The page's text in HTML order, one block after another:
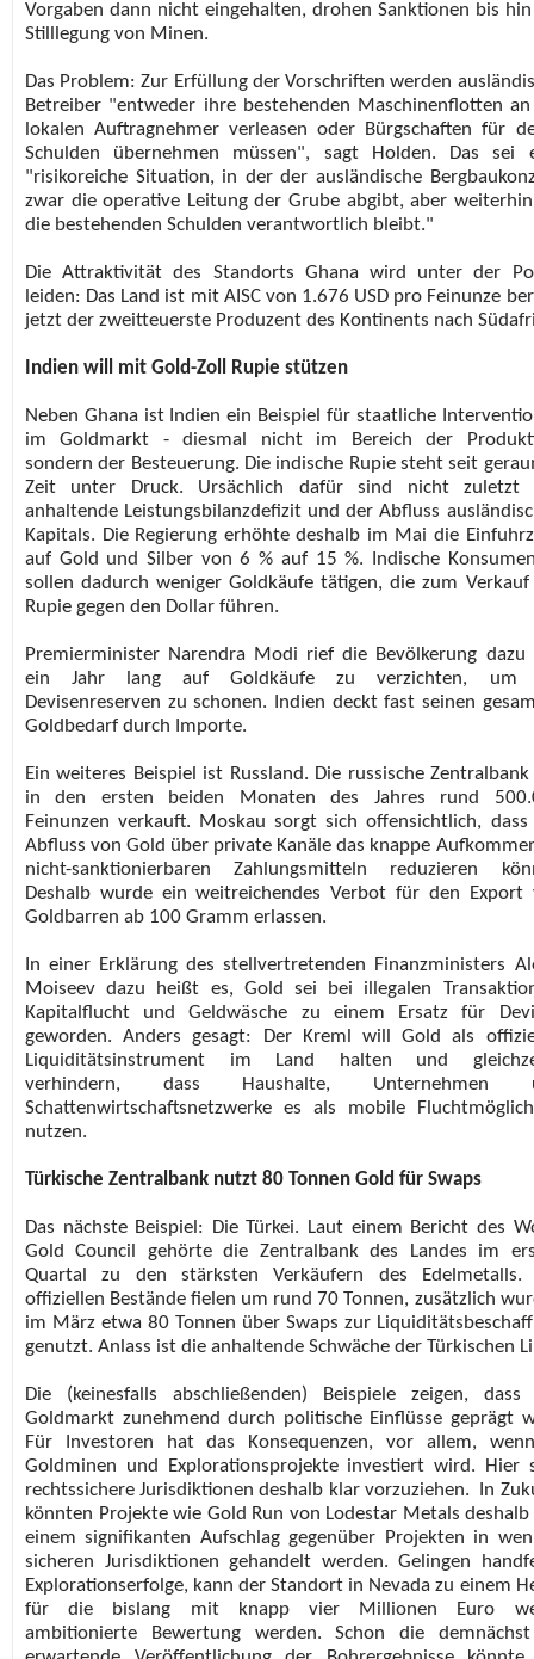
Vorgaben dann nicht eingehalten, drohen Sanktionen bis
Stilllegung von Minen.
Das Problem: Zur Erfüllung der Vorschriften werden
Betreiber "entweder ihre bestehenden Maschinenflotten
lokalen Auftragnehmer verleasen oder Bürgschaften für
Schulden übernehmen müssen", sagt Holden. Das sei
"risikoreiche Situation, in der der ausländische
zwar die operative Leitung der Grube abgibt, aber
die bestehenden Schulden verantwortlich bleibt."
Die Attraktivität des Standorts Ghana wird unter der
leiden: Das Land ist mit AISC von 1.676 USD pro Feinunze
jetzt der zweitteuerste Produzent des Kontinents nach
Indien will mit Gold-Zoll Rupie stützen
Neben Ghana ist Indien ein Beispiel für staatliche
im Goldmarkt - diesmal nicht im Bereich der
sondern der Besteuerung. Die indische Rupie steht seit
Zeit unter Druck. Ursächlich dafür sind nicht zuletzt
anhaltende Leistungsbilanzdefizit und der Abfluss
Kapitals. Die Regierung erhöhte deshalb im Mai die
auf Gold und Silber von 6 % auf 15 %. Indische
sollen dadurch weniger Goldkäufe tätigen, die zum Verkauf
Rupie gegen den Dollar führen.
Premierminister Narendra Modi rief die Bevölkerung dazu
ein Jahr lang auf Goldkäufe zu verzichten, um
Devisenreserven zu schonen. Indien deckt fast seinen
Goldbedarf durch Importe.
Ein weiteres Beispiel ist Russland. Die russische
in den ersten beiden Monaten des Jahres rund
Feinunzen verkauft. Moskau sorgt sich offensichtlich, dass
Abfluss von Gold über private Kanäle das knappe
nicht-sanktionierbaren Zahlungsmitteln reduzieren
Deshalb wurde ein weitreichendes Verbot für den Export
Goldbarren ab 100 Gramm erlassen.
In einer Erklärung des stellvertretenden Finanzministers
Moiseev dazu heißt es, Gold sei bei illegalen
Kapitalflucht und Geldwäsche zu einem Ersatz für
geworden. Anders gesagt: Der Kreml will Gold als
Liquiditätsinstrument im Land halten und
verhindern, dass Haushalte, Unternehmen
Schattenwirtschaftsnetzwerke es als mobile
nutzen.
Türkische Zentralbank nutzt 80 Tonnen Gold für Swaps
Das nächste Beispiel: Die Türkei. Laut einem Bericht des
Gold Council gehörte die Zentralbank des Landes im
Quartal zu den stärksten Verkäufern des Edelmetalls.
offiziellen Bestände fielen um rund 70 Tonnen, zusätzlich
im März etwa 80 Tonnen über Swaps zur
genutzt. Anlass ist die anhaltende Schwäche der Türkischen
Die (keinesfalls abschließenden) Beispiele zeigen, dass
Goldmarkt zunehmend durch politische Einflüsse geprägt
Für Investoren hat das Konsequenzen, vor allem,
Goldminen und Explorationsprojekte investiert wird. Hier
rechtssichere Jurisdiktionen deshalb klar vorzuziehen.
In
könnten Projekte wie Gold Run von Lodestar Metals
einem signifikanten Aufschlag gegenüber Projekten in
sicheren Jurisdiktionen gehandelt werden. Gelingen
Explorationserfolge, kann der Standort in Nevada zu einem
für die bislang mit knapp vier Millionen Euro
ambitionierte Bewertung werden. Schon die